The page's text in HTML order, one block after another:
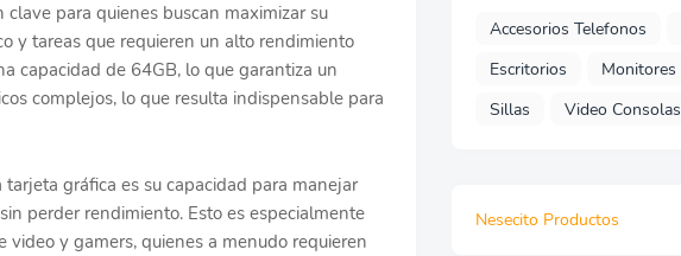
clave para quienes buscan maximizar su
y tareas que requieren un alto rendimiento
capacidad de 64GB, lo que garantiza un
complejos, lo que resulta indispensable para
gráfica es su capacidad para manejar
perder rendimiento. Esto es especialmente
video y gamers, quienes a menudo requieren
Accesorios Telefonos
Escritorios
Monitores
Sillas
Video Consolas
Nesecito Productos